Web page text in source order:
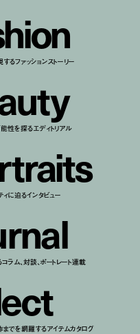
hion
るファッションストーリー
uty
性を探るエディトリアル
traits
ィに迫るインタビュー
rnal
ラム、対談、ポートレート連載
ect
でを網羅するアイテムカタログ